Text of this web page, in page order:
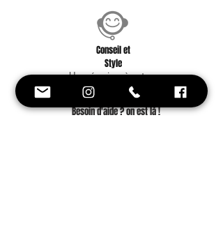
Conseil et
Style
Une équipe à votre
service !
Besoin d'aide ? on est là !